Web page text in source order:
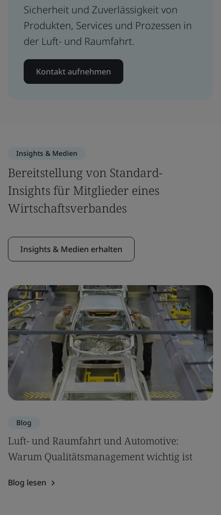
Sicherheit und Zuverlässigkeit von
Produkten, Services und Prozessen in
der Luft- und Raumfahrt.
Kontakt aufnehmen
Insights & Medien
Bereitstellung von Standard-
Insights für Mitglieder eines
Wirtschaftsverbandes
Insights & Medien erhalten
Blog
Luft- und Raumfahrt und Automotive:
Warum Qualitätsmanagement wichtig ist
Blog lesen